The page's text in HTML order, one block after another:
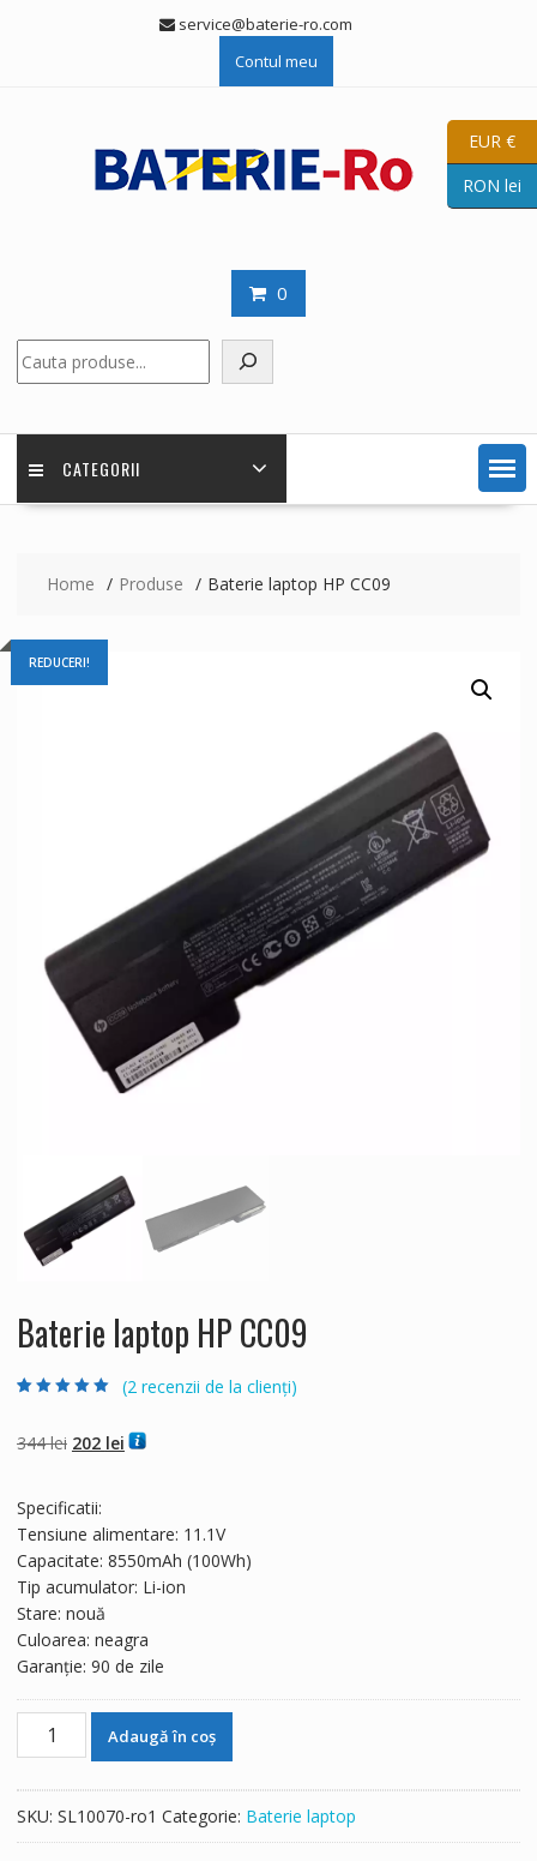
service@baterie-ro.com
Contul meu
0
CATEGORII
Home Produse Baterie laptop HP CC09
REDUCERI!
Baterie laptop HP CC09
evaluări de la
clienți
(2 recenzii de la clienți)
344lei Prețul
fost:
344 lei.
202 leiPrețul
Specificatii:
Tensiune alimentare: 11.1V
Capacitate: 8550mAh (100Wh)
Tip acumulator: Li-ion
Stare: nouă
Culoarea: neagra
Garanție: 90 de zile
Cantitate
CC09
Adaugă în coș
SKU: SL10070-ro1 Categorie: Baterie laptop
EUR €
RON lei